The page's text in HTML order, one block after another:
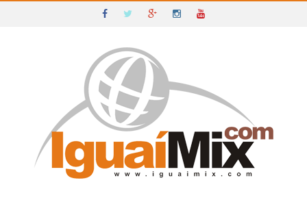
IGUAÍ E SUDOESTE DA BAHIA